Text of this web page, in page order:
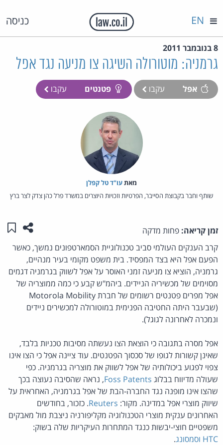
כניסה EN
8 בנובמבר 2011
גרמניה: מוטורולה השיגה צו מניעה נגד אפל
אפל עקבו פטנטים עקבו
מאת‏עו"ד טל קפלן
שותף וחבר בקבוצת הסייבר, הפרטיות וזכויות היוצרים במשרד פרל כהן צדק לצר ברץ
זמן קריאה: פחות מדקה שתפו
קרב הענקים העולמי סביב טכנולוגיית הסמארטפונים נמשך, כאשר
הפעם אפל היא בצד המפסיד. בית משפט מקומי בעיר מנהיים,
גרמניה, הוציא צו מניעה זמני האוסר על אפל לשווק בגרמניה דגמים
מסוימים של מכשיריה הניידים. ביהמ"ש קבע כי כמה ממוצריה של
אפל מפרים פטנטים רשומים של חברת Motorola Mobility
(שבעבר היתה החטיבה הפנימית במוטורולה למכשירים ניידים
ונמכרה לאחרונה לגוגל).
אפל מסרה בתגובה כי הוצאת הצו נעשתה מסיבות טכניות בלבד,
שאינן קשורות לגופו של סכסוך הפטנטים. עוד ציינה אפל כי הצו אינו
צפוי לפגוע ביכולותיה של אפל לשווק את מוצריה בגרמניה. כפי
שעולה מדיווח בבלוג Foss Patents, נראה שהסיבה נעוצה בכך
שהצו אינו מופנה נגד החברה-הבת של אפל בגרמניה, האחראית על
שיווק מוצרי אפל במדינה. מקור: Reuters. כזכור, בחודשים
האחרונים ענקית מוצרי הטכנולוגיה מקליפורניה ניצבת מול מאבקים
משפטיים חוצי-יבשות כנגד המתחרות העיקריות שלה בשוק:
HTC וסמסונג.